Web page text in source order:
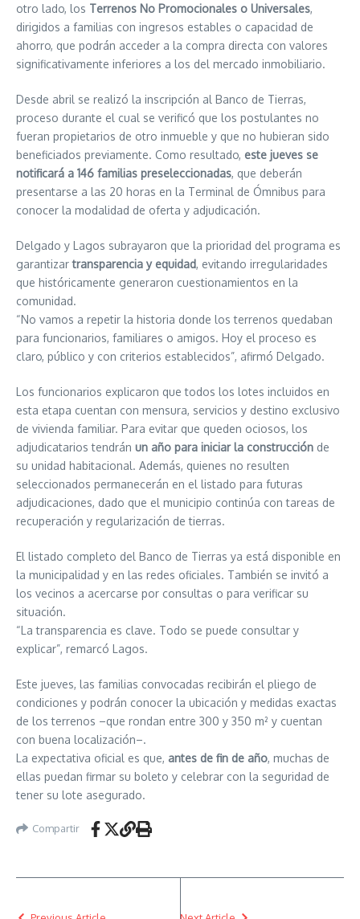
otro lado, los Terrenos No Promocionales o Universales,
dirigidos a familias con ingresos estables o capacidad de
ahorro, que podrán acceder a la compra directa con valores
significativamente inferiores a los del mercado inmobiliario.
Desde abril se realizó la inscripción al Banco de Tierras,
proceso durante el cual se verificó que los postulantes no
fueran propietarios de otro inmueble y que no hubieran sido
beneficiados previamente. Como resultado, este jueves se
notificará a 146 familias preseleccionadas, que deberán
presentarse a las 20 horas en la Terminal de Ómnibus para
conocer la modalidad de oferta y adjudicación.
Delgado y Lagos subrayaron que la prioridad del programa es
garantizartransparencia y equidad, evitando irregularidades
que históricamente generaron cuestionamientos en la
comunidad.
“No vamos a repetir la historia donde los terrenos quedaban
para funcionarios, familiares o amigos. Hoy el proceso es
claro, público y con criterios establecidos”, afirmó Delgado.
Los funcionarios explicaron que todos los lotes incluidos en
esta etapa cuentan con mensura, servicios y destino exclusivo
de vivienda familiar. Para evitar que queden ociosos, los
adjudicatarios tendrán un año para iniciar la construcción de
su unidad habitacional. Además, quienes no resulten
seleccionados permanecerán en el listado para futuras
adjudicaciones, dado que el municipio continúa con tareas de
recuperación y regularización de tierras.
El listado completo del Banco de Tierras ya está disponible en
la municipalidad y en las redes oficiales. También se invitó a
los vecinos a acercarse por consultas o para verificar su
situación.
“La transparencia es clave. Todo se puede consultar y
explicar”, remarcó Lagos.
Este jueves, las familias convocadas recibirán el pliego de
condiciones y podrán conocer la ubicación y medidas exactas
de los terrenos –que rondan entre 300 y 350 m² y cuentan
con buena localización–.
La expectativa oficial es que, antes de fin de año, muchas de
ellas puedan firmar su boleto y celebrar con la seguridad de
tener su lote asegurado.
Compartir